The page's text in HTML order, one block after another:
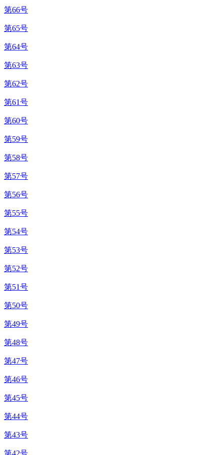
第66号
第65号
第64号
第63号
第62号
第61号
第60号
第59号
第58号
第57号
第56号
第55号
第54号
第53号
第52号
第51号
第50号
第49号
第48号
第47号
第46号
第45号
第44号
第43号
第42号